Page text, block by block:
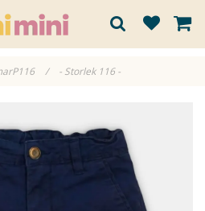
/ - Storlek 116 -